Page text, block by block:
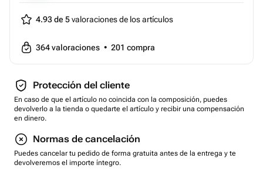
4.93 de 5valoraciones de los artículos
364valoraciones • 201 compra
Protección del cliente
En caso de que el artículo no coincida con la composición, puedes
devolverlo a la tienda o quedarte el artículo y recibir una compensación
en dinero.
Normas de cancelación
Puedes cancelar tu pedido de forma gratuita antes de la entrega y te
devolveremos el importe íntegro.